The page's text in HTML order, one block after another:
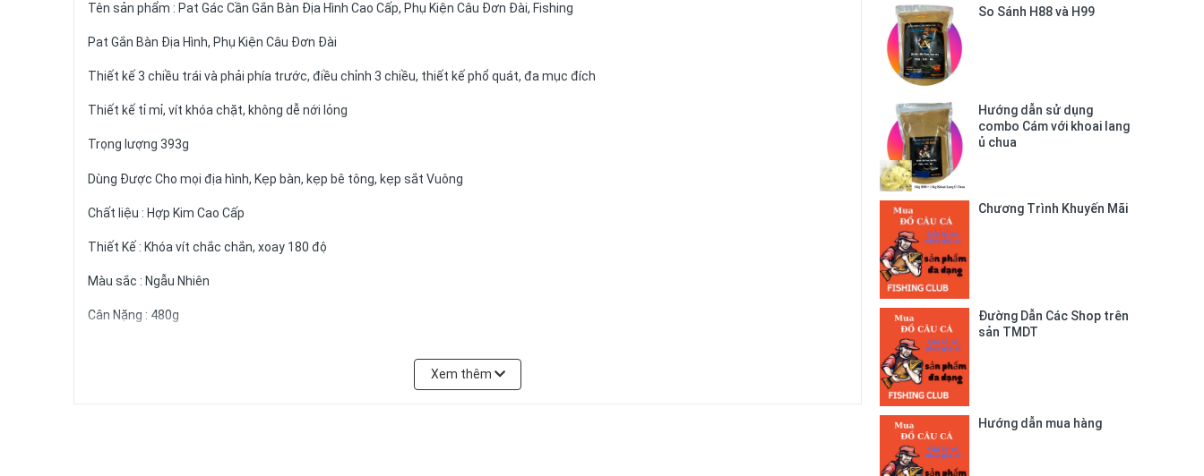
Tên sản phẩm : Pat Gác Cần Gắn Bàn Địa Hình Cao Cấp, Phụ Kiện Câu Đơn Đài, Fishing
Pat Gắn Bàn Địa Hình, Phụ Kiện Câu Đơn Đài
Thiết kế 3 chiều trái và phải phía trước, điều chỉnh 3 chiều, thiết kế phổ quát, đa mục đích
Thiết kế tỉ mỉ, vít khóa chặt, không dễ nới lỏng
Trọng lượng 393g
Dùng Được Cho mọi địa hình, Kẹp bàn, kẹp bê tông, kẹp sắt Vuông
Chất liệu : Hợp Kim Cao Cấp
Thiết Kế : Khóa vít chắc chắn, xoay 180 độ
Màu sắc : Ngẫu Nhiên
Cân Nặng : 480g
Xem thêm
So Sánh H88 và H99
Hướng dẫn sử dụng
combo Cám với khoai lang
ủ chua
Chương Trình Khuyến Mãi
Đường Dẫn Các Shop trên
sản TMDT
Hướng dẫn mua hàng